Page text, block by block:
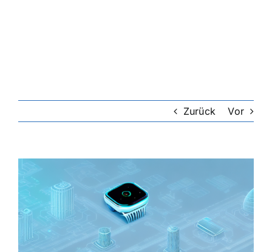
Zurück Vor
Zeige
grösseres
Bild